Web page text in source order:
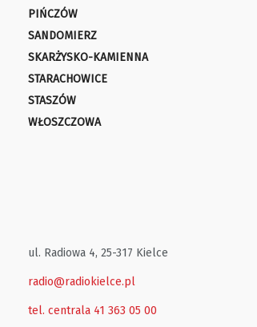
PIŃCZÓW
SANDOMIERZ
SKARŻYSKO-KAMIENNA
STARACHOWICE
STASZÓW
WŁOSZCZOWA
ul. Radiowa 4, 25-317 Kielce
radio@radiokielce.pl
tel. centrala 41 363 05 00